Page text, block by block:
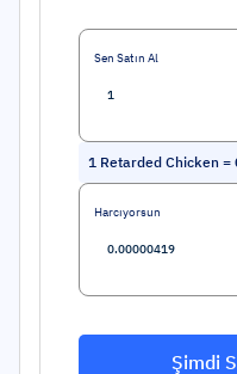
Sen Satın Al
1 Retarded Chicken =
Harcıyorsun
Şimdi